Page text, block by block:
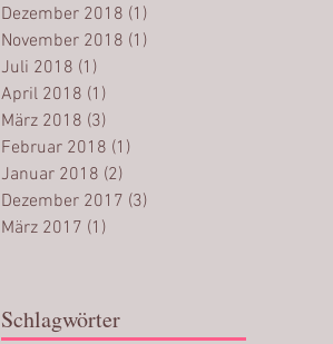
Dezember 2018 (1)
November 2018 (1)
Juli 2018 (1)
April 2018 (1)
März 2018 (3)
Februar 2018 (1)
Januar 2018 (2)
Dezember 2017 (3)
März 2017 (1)
Schlagwörter